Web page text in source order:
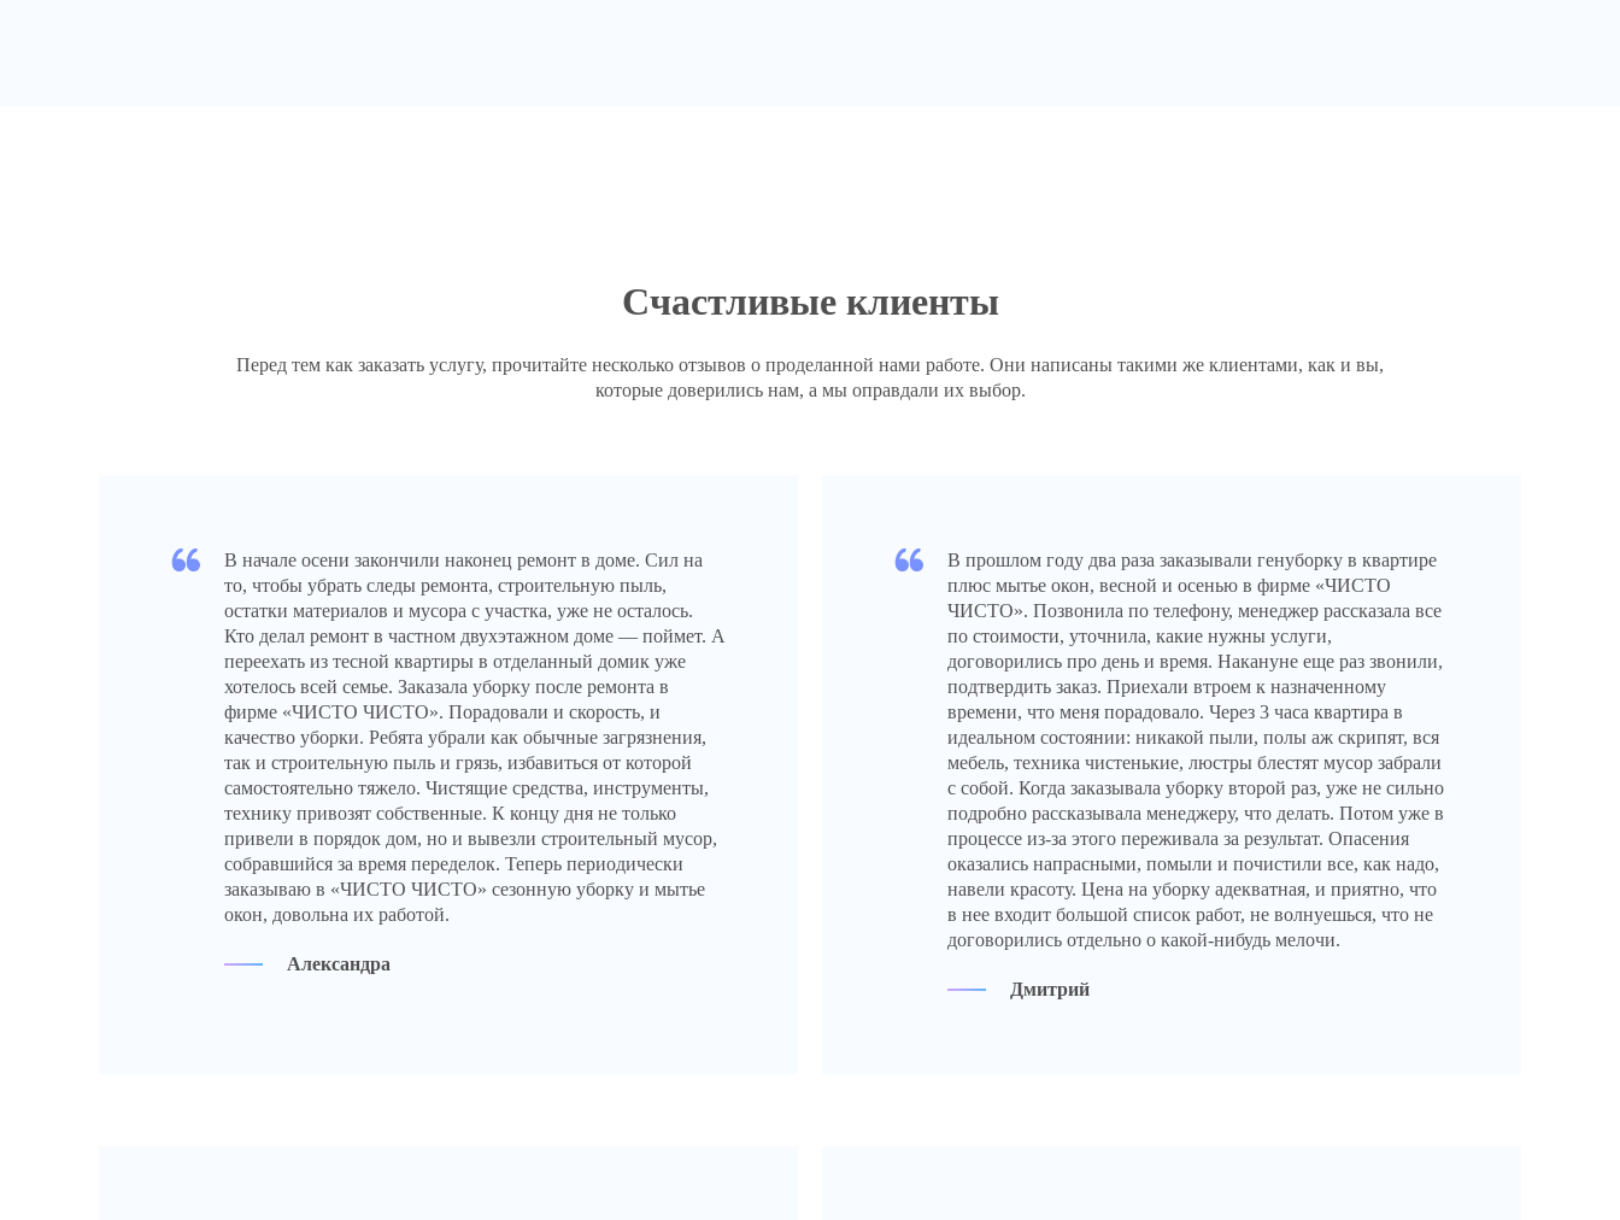
Счастливые клиенты
Перед тем как заказать услугу, прочитайте несколько отзывов о проделанной нами работе. Они написаны такими же клиентами, как и вы,
которые доверились нам, а мы оправдали их выбор.
В начале осени закончили наконец ремонт в доме. Сил на
то, чтобы убрать следы ремонта, строительную пыль,
остатки материалов и мусора с участка, уже не осталось.
Кто делал ремонт в частном двухэтажном доме — поймет. А
переехать из тесной квартиры в отделанный домик уже
хотелось всей семье. Заказала уборку после ремонта в
фирме «ЧИСТО ЧИСТО». Порадовали и скорость, и
качество уборки. Ребята убрали как обычные загрязнения,
так и строительную пыль и грязь, избавиться от которой
самостоятельно тяжело. Чистящие средства, инструменты,
технику привозят собственные. К концу дня не только
привели в порядок дом, но и вывезли строительный мусор,
собравшийся за время переделок. Теперь периодически
заказываю в «ЧИСТО ЧИСТО» сезонную уборку и мытье
окон, довольна их работой.
Александра
В прошлом году два раза заказывали генуборку в квартире
плюс мытье окон, весной и осенью в фирме «ЧИСТО
ЧИСТО». Позвонила по телефону, менеджер рассказала все
по стоимости, уточнила, какие нужны услуги,
договорились про день и время. Накануне еще раз звонили,
подтвердить заказ. Приехали втроем к назначенному
времени, что меня порадовало. Через 3 часа квартира в
идеальном состоянии: никакой пыли, полы аж скрипят, вся
мебель, техника чистенькие, люстры блестят мусор забрали
с собой. Когда заказывала уборку второй раз, уже не сильно
подробно рассказывала менеджеру, что делать. Потом уже в
процессе из-за этого переживала за результат. Опасения
оказались напрасными, помыли и почистили все, как надо,
навели красоту. Цена на уборку адекватная, и приятно, что
в нее входит большой список работ, не волнуешься, что не
договорились отдельно о какой-нибудь мелочи.
Дмитрий